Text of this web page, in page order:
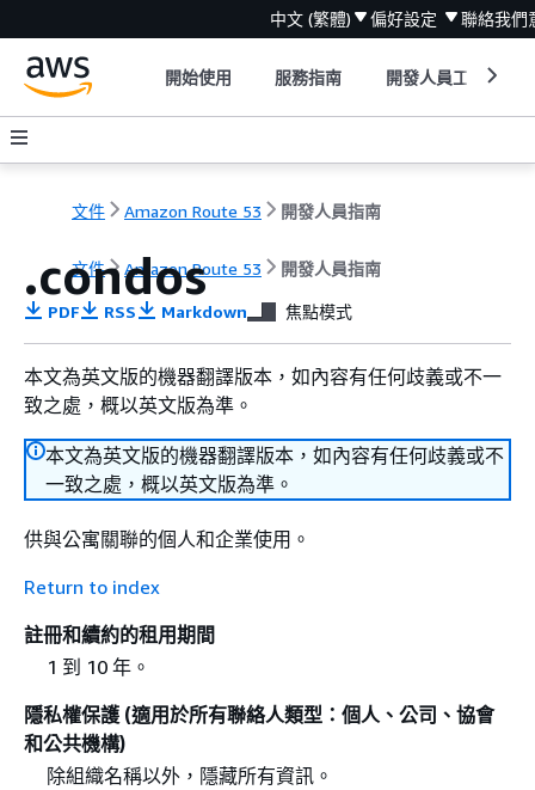
中文 (繁體) 偏好設定 聯絡我們
開始使用 服務指南 開發人員工具
文件 Amazon Route 53 開發人員指南
文件 Amazon Route 53 開發人員指南
.condos
PDF RSS Markdown 焦點模式
本文為英文版的機器翻譯版本，如內容有任何歧義或不一
致之處，概以英文版為準。
本文為英文版的機器翻譯版本，如內容有任何歧義或不
一致之處，概以英文版為準。
供與公寓關聯的個人和企業使用。
Return to index
註冊和續約的租用期間
1 到 10 年。
隱私權保護 (適用於所有聯絡人類型：個人、公司、協會
和公共機構)
除組織名稱以外，隱藏所有資訊。